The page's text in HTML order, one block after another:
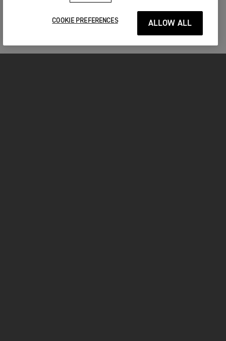
COOKIE PREFERENCES ALLOW ALL